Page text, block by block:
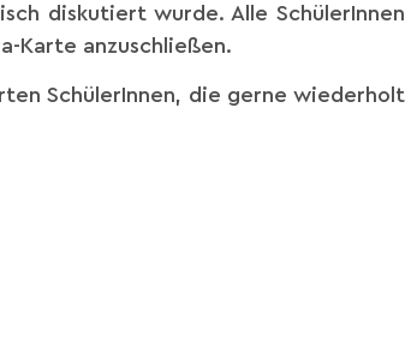
diskutiert wurde. Alle SchülerInnen
Karte anzuschließen.
SchülerInnen, die gerne wiederholt